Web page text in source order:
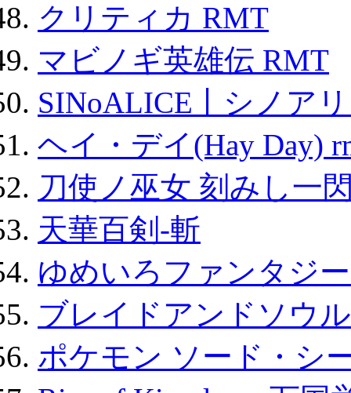
クリティカ RMT
マビノギ英雄伝 RMT
SINoALICE丨シノア
ヘイ・デイ(Hay Day)
刀使ノ巫女 刻みし一
天華百剣-斬
ゆめいろファンタジ
ブレイドアンドソウ
ポケモン ソード・シ